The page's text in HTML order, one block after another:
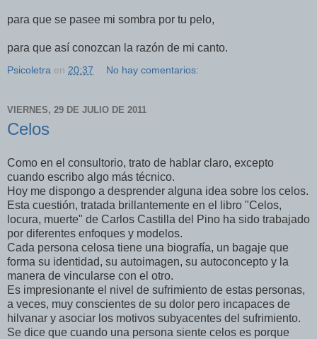
para que se pasee mi sombra por tu pelo,
para que así conozcan la razón de mi canto.
Psicoletra en 20:37 No hay comentarios:
VIERNES, 29 DE JULIO DE 2011
Celos
Como en el consultorio, trato de hablar claro, excepto
cuando escribo algo más técnico.
Hoy me dispongo a desprender alguna idea sobre los celos.
Esta cuestión, tratada brillantemente en el libro "Celos,
locura, muerte" de Carlos Castilla del Pino ha sido trabajado
por diferentes enfoques y modelos.
Cada persona celosa tiene una biografía, un bagaje que
forma su identidad, su autoimagen, su autoconcepto y la
manera de vincularse con el otro.
Es impresionante el nivel de sufrimiento de estas personas,
a veces, muy conscientes de su dolor pero incapaces de
hilvanar y asociar los motivos subyacentes del sufrimiento.
Se dice que cuando una persona siente celos es porque